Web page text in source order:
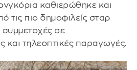
καθιερώθηκε και
τις πιο δημοφιλείς σταρ
συμμετοχές σε
και τηλεοπτικές παραγωγές.